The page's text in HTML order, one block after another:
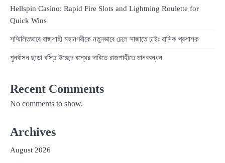
Hellspin Casino: Rapid Fire Slots and Lightning Roulette for
Quick Wins
সম্মিলিতভাবে রাজশাহী মহানগরীকে নতুনভাবে ঢেলে সাজাতে চাইঃ রাসিক প্রশাসক
পুনর্বাসন ছাড়া বস্তি উচ্ছেদ বন্ধের দাবিতে রাজশাহীতে মানববন্ধন
Recent Comments
No comments to show.
Archives
August 2026